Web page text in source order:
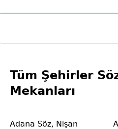
Tüm Şehirler
Mekanları
Adana Söz, Nişan